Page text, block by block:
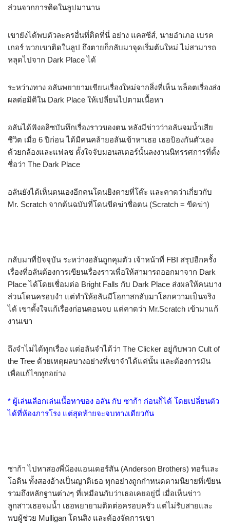
ส่วนจากการติดในลูปมานาน
เขายังได้พบตัวละครอื่นที่ติดที่นี่ อย่าง แคสซีส์, นายอำเภอ เบรค
เกอร์ พวกเขาติดในลูป ถึงตายก็กลับมาจุดเริ่มต้นใหม่ ไม่สามารถ
หลุดไปจาก Dark Place ได้
ระหว่างทาง อลันพยายามเขียนเรื่องใหม่จากสิ่งที่เห็น พล็อตเรื่องส่ง
ผลต่อมิติใน Dark Place ให้เปลี่ยนไปตามเนื้อหา
อลันได้ฟังอลิซบันทึกเรื่องราวของตน หลังมีข่าวว่าอลันจมน้ำเสีย
ชีวิต เมื่อ 6 ปีก่อน ได้มีคนคล้ายอลันเข้าหาเธอ เธอป้องกันตัวเอง
ด้วยกล้องและแฟลช ตั้งใจจับมอนสเตอร์นั้นลงงานนิทรรศการที่ตั้ง
ชื่อว่า The Dark Place
อลันยังได้เห็นตนเองอีกคนโดนยิงตายที่โต๊ะ และคาดว่าเกี่ยวกับ
Mr. Scratch จากต้นฉบับที่โดนขีดฆ่าชื่อตน (Scratch = ขีดฆ่า)
กลับมาที่ปัจจุบัน ระหว่างอลันถูกคุมตัว เจ้าหน้าที่ FBI สรุปอีกครั้ง
เรื่องที่อลันต้องการเขียนเรื่องราวเพื่อให้สามารถออกมาจาก Dark
Place ได้โดยเชื่อมต่อ Bright Falls กับ Dark Place ส่งผลให้คนบาง
ส่วนโดนครอบงำ แต่ทำให้อลันมีโอกาสกลับมาโลกความเป็นจริง
ได้ เขาตั้งใจแก้เรื่องก่อนตอนจบ แต่คาดว่า Mr.Scratch เข้ามาแก้
งานเขา
ถึงจำไม่ได้ทุกเรื่อง แต่อลันจำได้ว่า The Clicker อยู่กับพวก Cult of
the Tree ด้วยเหตุผลบางอย่างที่เขาจำได้แค่นั้น และต้องการมัน
เพื่อแก้ไขทุกอย่าง
* ผู้เล่นเลือกเล่นเนื้อหาของ อลัน กับ ซาก้า ก่อนก็ได้ โดยเปลี่ยนตัว
ได้ที่ห้องภารโรง แต่สุดท้ายจะจบทางเดียวกัน
ซาก้า ไปหาสองพี่น้องแอนเดอร์สัน (Anderson Brothers) ทอร์และ
โอดิน ทั้งสองอ้างเป็นญาติเธอ ทุกอย่างถูกกำหนดตามนิยายที่เขียน
รวมถึงหลักฐานต่างๆ ที่เหมือนกับว่าเธอเคยอยู่นี่ เมื่อเห็นข่าว
ลูกสาวเธอจมน้ำ เธอพยายามติดต่อครอบครัว แต่ไม่รับสายและ
พบผู้ช่วย Mulligan โดนสิง และต้องจัดการเขา